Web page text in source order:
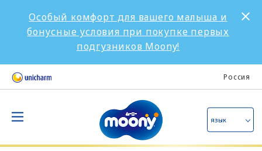
Особый комфорт для вашего малыша и
бонусные условия при покупке первых
подгузников Moony!
Россия
язык